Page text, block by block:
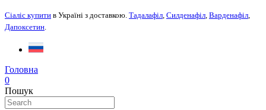
Сіаліс купити в Україні з доставкою. Тадалафіл Силденафіл Варденафіл
Дапоксетин
Головна
0
Пошук